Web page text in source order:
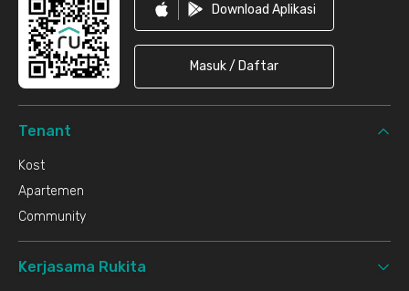
Download Aplikasi
Masuk / Daftar
Tenant
Kost
Apartemen
Community
Kerjasama Rukita